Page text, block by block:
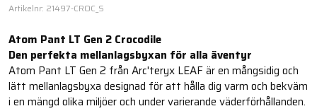
Artikelnr: 21497-CROC_S
Atom Pant LT Gen 2 Crocodile
Den perfekta mellanlagsbyxan för alla äventyr
Atom Pant LT Gen 2 från Arc'teryx LEAF är en mångsidig och
lätt mellanlagsbyxa designad för att hålla dig varm och bekväm
i en mängd olika miljöer och under varierande väderförhållanden.